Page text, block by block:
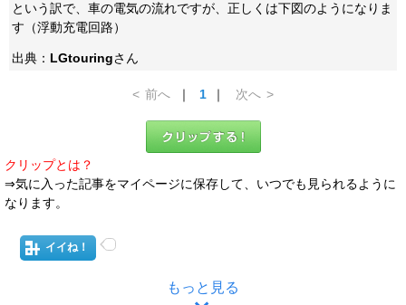
という訳で、車の電気の流れですが、正しくは下図のようになりま
す（浮動充電回路）
出典： LGtouringさん
< 前へ ｜ 1 ｜ 次へ >
クリップとは？
⇒気に入った記事をマイページに保存して、いつでも見られるように
なります。
イイね！
もっと見る